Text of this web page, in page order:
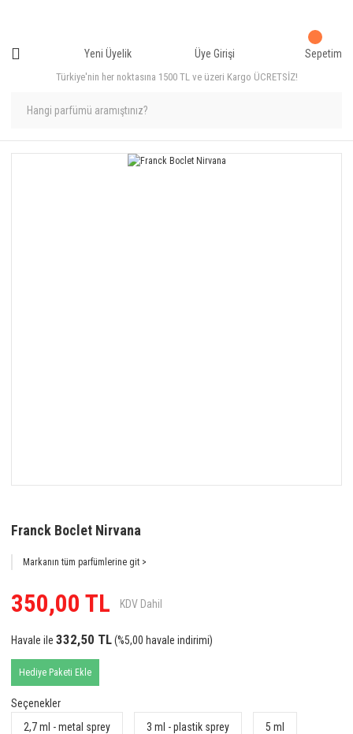
Türkiye'nin her noktasına 1500 TL ve üzeri Kargo ÜCRETSİZ!
Yeni Üyelik Üye Girişi Sepetim
Franck Boclet Nirvana
Markanın tüm parfümlerine git >
350,00 TL KDV Dahil
Havale ile 332,50 TL(%5,00 havale indirimi)
Hediye Paketi Ekle
Seçenekler
2,7 ml - metal sprey
3 ml - plastik sprey 5 ml